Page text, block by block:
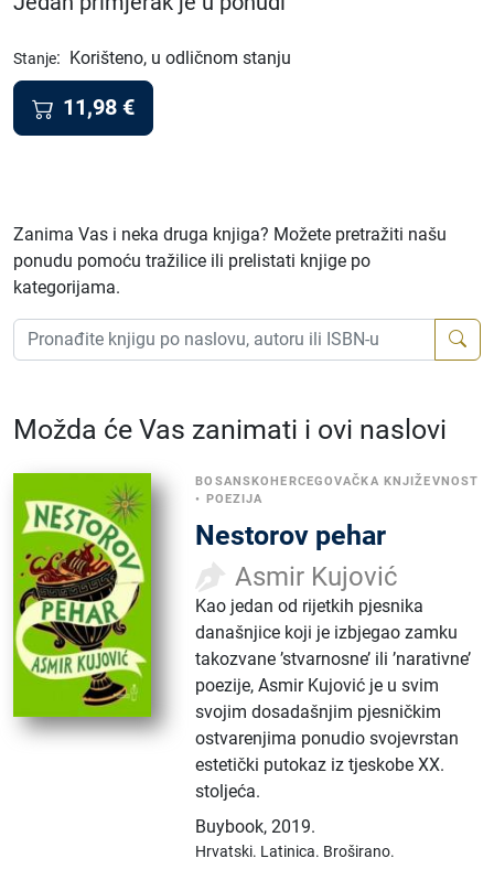
Stanje: Korišteno, u odličnom stanju
11,98 €
Zanima Vas i neka druga knjiga? Možete pretražiti našu
ponudu pomoću tražilice ili prelistati knjige po
kategorijama.
Možda će Vas zanimati i ovi naslovi
BOSANSKOHERCEGOVAČKA KNJIŽEVNOST
• POEZIJA
Nestorov pehar
Asmir Kujović
Kao jedan od rijetkih pjesnika
današnjice koji je izbjegao zamku
takozvane ’stvarnosne’ ili ’narativne’
poezije, Asmir Kujović je u svim
svojim dosadašnjim pjesničkim
ostvarenjima ponudio svojevrstan
estetički putokaz iz tjeskobe XX.
stoljeća.
Buybook,2019.
Hrvatski. Latinica. Broširano.